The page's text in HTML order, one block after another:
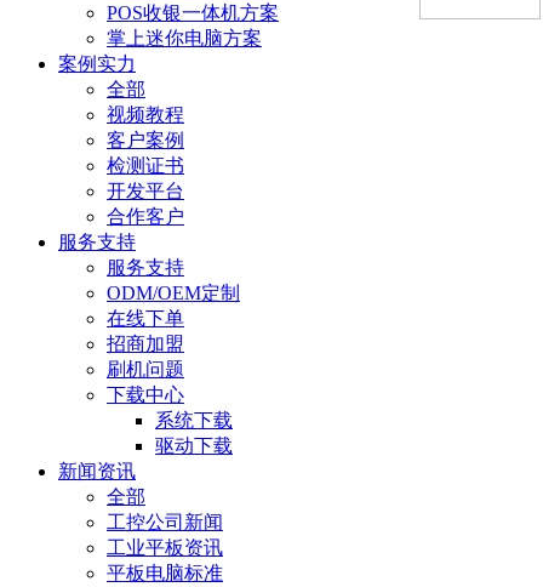
POS收银一体机方案
掌上迷你电脑方案
案例实力
全部
视频教程
客户案例
检测证书
开发平台
合作客户
服务支持
服务支持
ODM/OEM定制
在线下单
招商加盟
刷机问题
下载中心
系统下载
驱动下载
新闻资讯
全部
工控公司新闻
工业平板资讯
平板电脑标准